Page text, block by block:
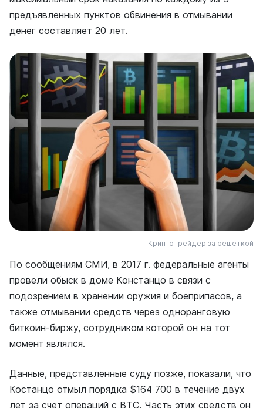
предъявленных пунктов обвинения в отмывании
денег составляет 20 лет.
Криптотрейдер за решеткой
По сообщениям СМИ, в 2017 г. федеральные агенты
провели обыск в доме Констанцо в связи с
подозрением в хранении оружия и боеприпасов, а
также отмывании средств через одноранговую
биткоин-биржу, сотрудником которой он на тот
момент являлся.
Данные, представленные суду позже, показали, что
Костанцо отмыл порядка $164 700 в течение двух
лет за счет операций с ВТС. Часть этих средств он